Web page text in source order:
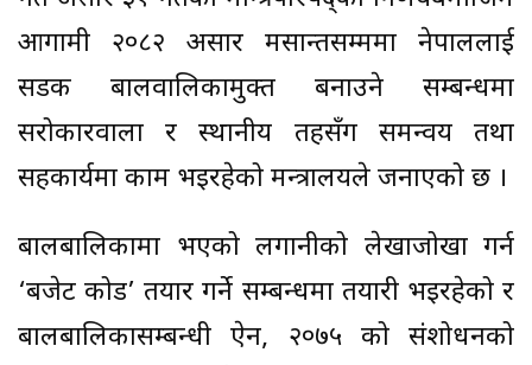
आगामी २०८२ असार मसान्तसम्ममा नेपाललाई
सडक बालवालिकामुक्त बनाउने सम्बन्धमा
सरोकारवाला र स्थानीय तहसँग समन्वय तथा
सहकार्यमा काम भइरहेको मन्त्रालयले जनाएको छ ।
बालबालिकामा भएको लगानीको लेखाजोखा गर्न
‘बजेट कोड’ तयार गर्ने सम्बन्धमा तयारी भइरहेको र
बालबालिकासम्बन्धी ऐन, २०७५ को संशोधनको